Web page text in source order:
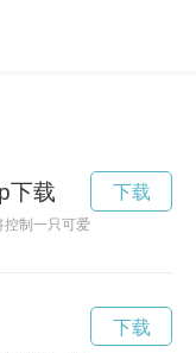
下载
制一只可爱的熊猫，操纵
下载
下载